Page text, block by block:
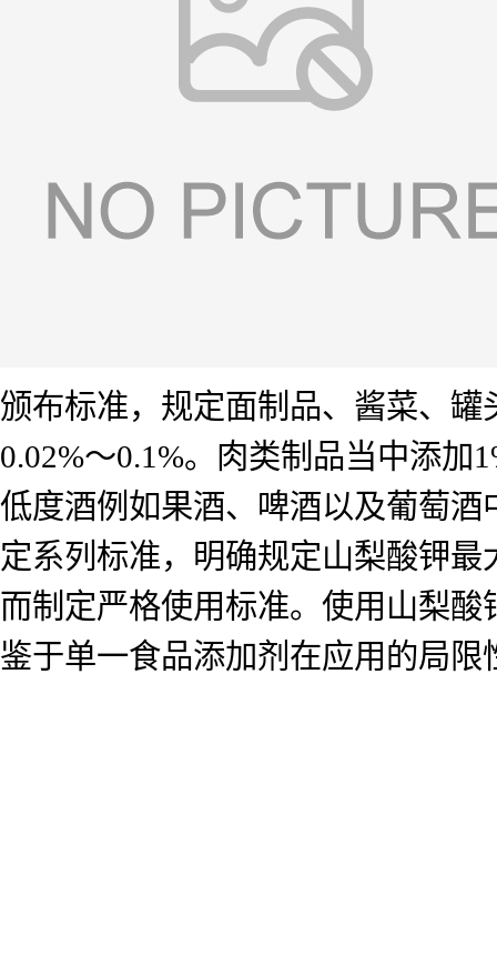
颁布标准，规定面制品、酱菜、
0.02%～0.1%。肉类制品当中添
低度酒例如果酒、啤酒以及葡萄
定系列标准，明确规定山梨酸钾
而制定严格使用标准。使用山梨
鉴于单一食品添加剂在应用的局